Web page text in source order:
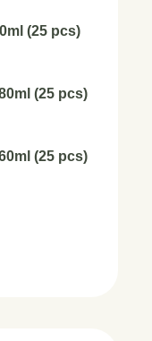
(25 pcs)
(25 pcs)
(25 pcs)